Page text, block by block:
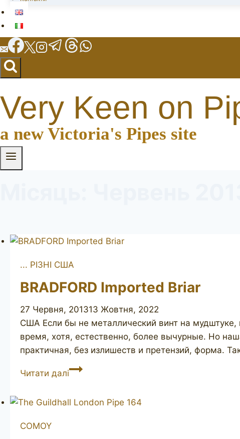
Very Keen on
a new Victoria's Pipes site
... РІЗНІ США
BRADFORD Imported Briar
27 Червня, 201313 Жовтня, 2022
США Если бы не металлический винт на
время, хотя, естественно, более вычурные. Но
практичная, без излишеств и претензий, форма.
Читати даліBRADFORD
COMOY